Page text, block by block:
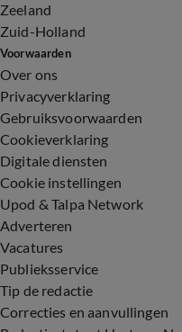
Zeeland
Zuid-Holland
Voorwaarden
Over ons
Privacyverklaring
Gebruiksvoorwaarden
Cookieverklaring
Digitale diensten
Cookie instellingen
Upod & Talpa Network
Adverteren
Vacatures
Publieksservice
Tip de redactie
Correcties en aanvullingen